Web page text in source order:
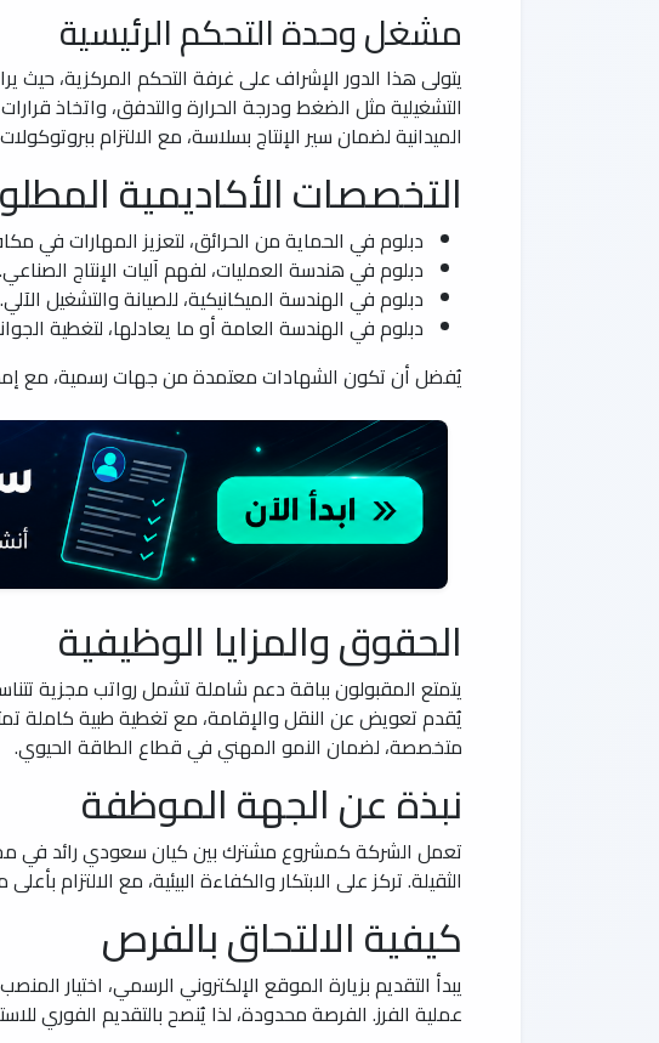
مشغل وحدة التحكم الرئيسية
يتولى هذا الدور الإشراف على غرفة التحكم المركزية، حيث
التشغيلية مثل الضغط ودرجة الحرارة والتدفق، واتخاذ
الميدانية لضمان سير الإنتاج بسلاسة، مع الالتزام
التخصصات الأكاديمية
دبلوم في الحماية من الحرائق، لتعزيز المهارات في
دبلوم في هندسة العمليات، لفهم آليات الإنتاج الصناعي.
دبلوم في الهندسة الميكانيكية، للصيانة والتشغيل الآلي.
دبلوم في الهندسة العامة أو ما يعادلها، لتغطية
يُفضل أن تكون الشهادات معتمدة من جهات رسمية، مع
الحقوق والمزايا الوظيفية
يتمتع المقبولون بباقة دعم شاملة تشمل رواتب مجزية
يُقدم تعويض عن النقل والإقامة، مع تغطية طبية كاملة
متخصصة، لضمان النمو المهني في قطاع الطاقة الحيوي.
نبذة عن الجهة الموظفة
تعمل الشركة كمشروع مشترك بين كيان سعودي رائد في
الثقيلة. تركز على الابتكار والكفاءة البيئية، مع الالتزام
كيفية الالتحاق بالفرص
يبدأ التقديم بزيارة الموقع الإلكتروني الرسمي، اختيار
عملية الفرز. الفرصة محدودة، لذا يُنصح بالتقديم الفوري